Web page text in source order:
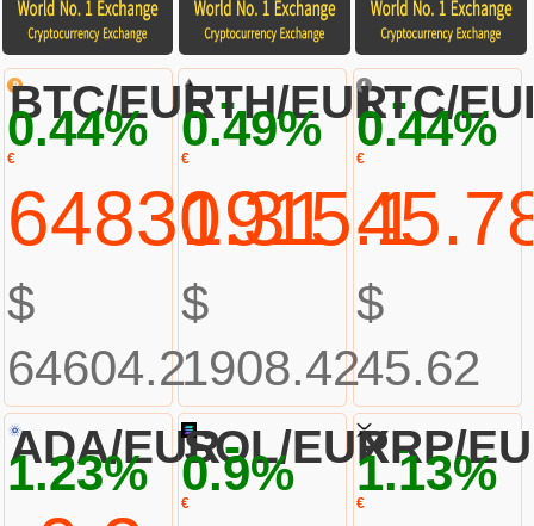
BTC/EUR-
0.44%
€
64830.31
$
64604.2
ETH/EUR-
0.49%
€
1915.1
$
1908.42
LTC/
0.44%
€
$
45.62
ADA/EUR-
1.23% SOL/EUR-
0.9%
€
XRP/
1.13%
€